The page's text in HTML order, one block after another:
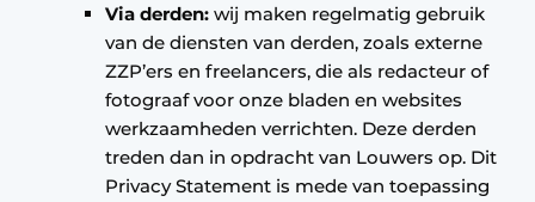
Via derden: wij maken regelmatig gebruik
van de diensten van derden, zoals externe
ZZP’ers en freelancers, die als redacteur of
fotograaf voor onze bladen en websites
werkzaamheden verrichten. Deze derden
treden dan in opdracht van Louwers op. Dit
Privacy Statement is mede van toepassing